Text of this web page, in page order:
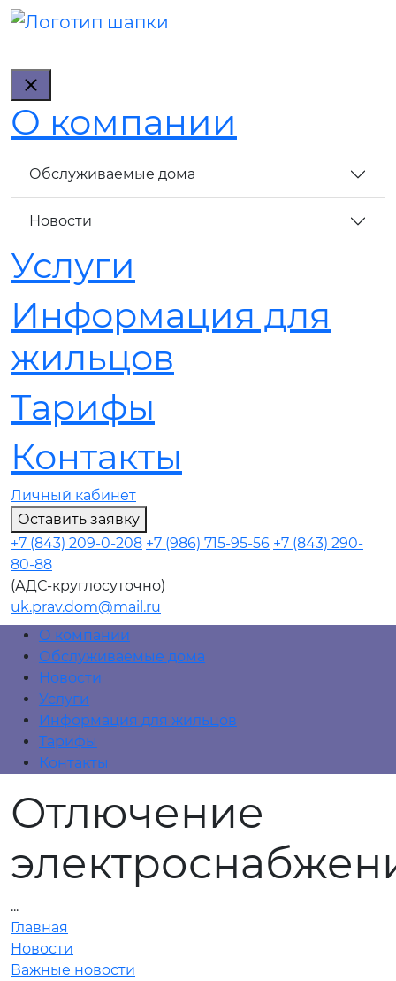
О компании
Обслуживаемые дома
Новости
Услуги
Информация для
жильцов
Тарифы
Контакты
Личный кабинет
Оставить заявку
+7 (843) 209-0-208 +7 (986) 715-95-56 +7 (843) 290-
80-88
(АДС-круглосуточно)
uk.prav.dom@mail.ru
О компании
Обслуживаемые дома
Новости
Услуги
Информация для жильцов
Тарифы
Контакты
Отлючение
...
Главная
Новости
Важные новости